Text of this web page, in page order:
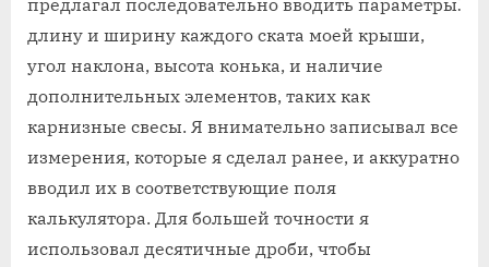
предлагал последовательно вводить параметры⁚
длину и ширину каждого ската моей крыши,
угол наклона, высота конька, и наличие
дополнительных элементов, таких как
карнизные свесы. Я внимательно записывал все
измерения, которые я сделал ранее, и аккуратно
вводил их в соответствующие поля
калькулятора. Для большей точности я
использовал десятичные дроби, чтобы